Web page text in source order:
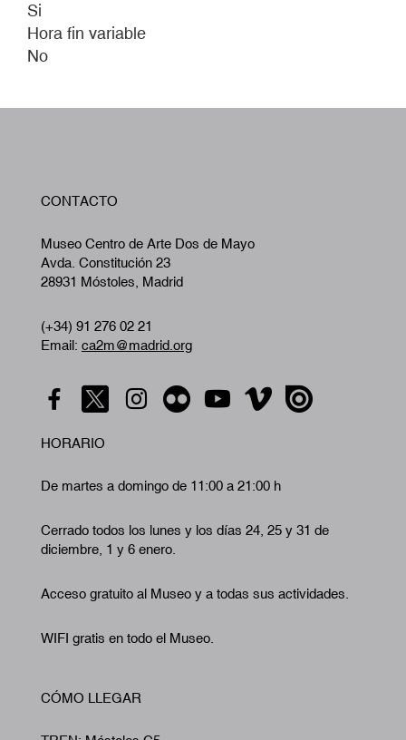
Si
Hora fin variable
No
CONTACTO
Museo Centro de Arte Dos de Mayo
Avda. Constitución 23
28931 Móstoles, Madrid
(+34) 91 276 02 21
Email: ca2m@madrid.org
HORARIO
De martes a domingo de 11:00 a 21:00 h
Cerrado todos los lunes y los días 24, 25 y 31 de
diciembre, 1 y 6 enero.
Acceso gratuito al Museo y a todas sus actividades.
WIFI gratis en todo el Museo.
CÓMO LLEGAR